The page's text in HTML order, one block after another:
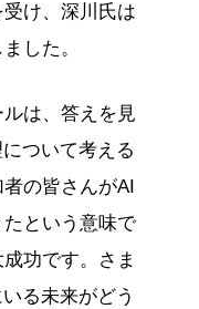
け、深川氏は
した。
ルは、答えを見
ついて考える
の皆さんがAI
という意味で
功です。さま
る未来がどう